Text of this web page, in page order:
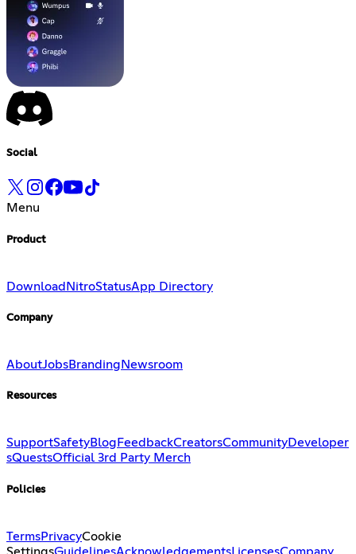
Social
Menu
Product
Download NitroStatusApp Directory
Company
AboutJobsBranding Newsroom
Resources
SupportSafetyBlog FeedbackCreatorsCommunityDeveloper
sQuestsOfficial 3rd Party Merch
Policies
TermsPrivacyCookie
SettingsGuidelinesAcknowledgements LicensesCompany